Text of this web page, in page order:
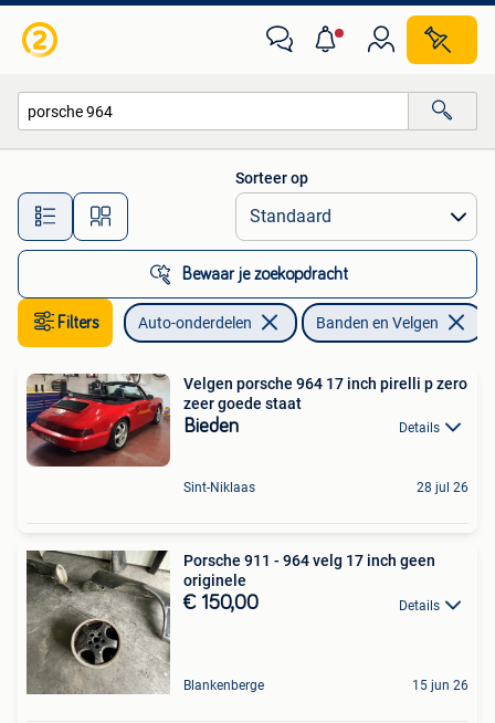
Alle afstanden…
Sorteer op
Bewaar je zoekopdracht
Filters Auto-onderdelen Banden en Velgen
Velgen porsche 964 17 inch pirelli p zero
zeer goede staat
Bieden Details
Sint-Niklaas 28 jul 26
Porsche 911 - 964 velg 17 inch geen
originele
€ 150,00 Details
Blankenberge 15 jun 26